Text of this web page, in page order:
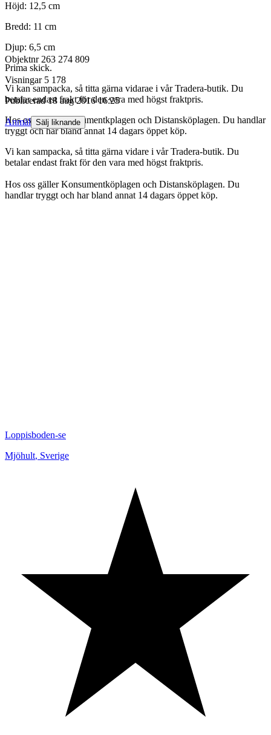
Höjd: 12,5 cm
Bredd: 11 cm
Djup: 6,5 cm
Prima skick.
Vi kan sampacka, så titta gärna vidarae i vår Tradera-butik. Du
betalar endast frakt för den vara med högst fraktpris.
Hos oss gäller Konsumentkplagen och Distansköplagen. Du handlar
tryggt och har bland annat 14 dagars öppet köp.
Vi kan sampacka, så titta gärna vidare i vår Tradera-butik. Du
betalar endast frakt för den vara med högst fraktpris.
Hos oss gäller Konsumentköplagen och Distansköplagen. Du
handlar tryggt och har bland annat 14 dagars öppet köp.
Objektnr 263 274 809
Visningar 5 178
Publicerad 18 aug 2016 16:25
Anmäl Sälj liknande
Loppisboden-se
Mjöhult, Sverige